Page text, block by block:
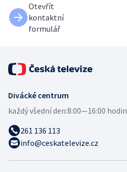
Otevřít
kontaktní
formulář
Divácké centrum
každý všední den:8:00—16:00 hodin
261 136 113
info@ceskatelevize.cz